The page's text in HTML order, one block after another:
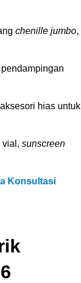
chenille jumbo,
hias untuk
vial, sunscreen
Konsultasi